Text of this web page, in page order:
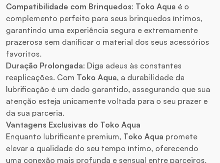
Compatibilidade com Brinquedos: Toko Aqua é o
complemento perfeito para seus brinquedos íntimos,
garantindo uma experiência segura e extremamente
prazerosa sem danificar o material dos seus acessórios
favoritos.
Duração Prolongada: Diga adeus às constantes
reaplicações. Com Toko Aqua, a durabilidade da
lubrificação é um dado garantido, assegurando que sua
atenção esteja unicamente voltada para o seu prazer e
da sua parceria.
Vantagens Exclusivas do Toko Aqua
Enquanto lubrificante premium, Toko Aqua promete
elevar a qualidade do seu tempo íntimo, oferecendo
uma conexão mais profunda e sensual entre parceiros.